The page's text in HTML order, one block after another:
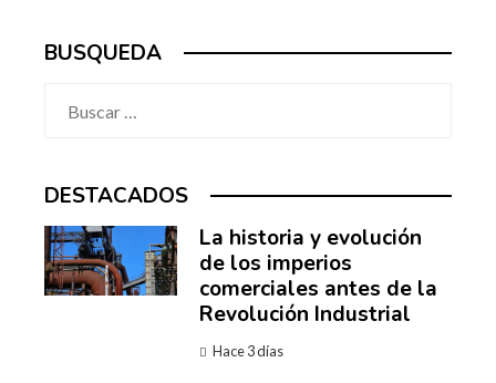
BUSQUEDA
DESTACADOS
La historia y evolución
de los imperios
comerciales antes de la
Revolución Industrial
Hace 3 días